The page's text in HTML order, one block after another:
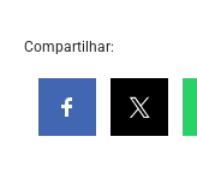
Compartilhar: